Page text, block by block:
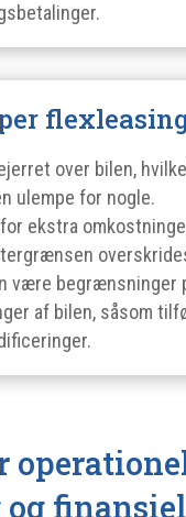
over bilen,
ulempe for nogle.
ekstra
være begrænsninger
af bilen, såsom
og finansiel